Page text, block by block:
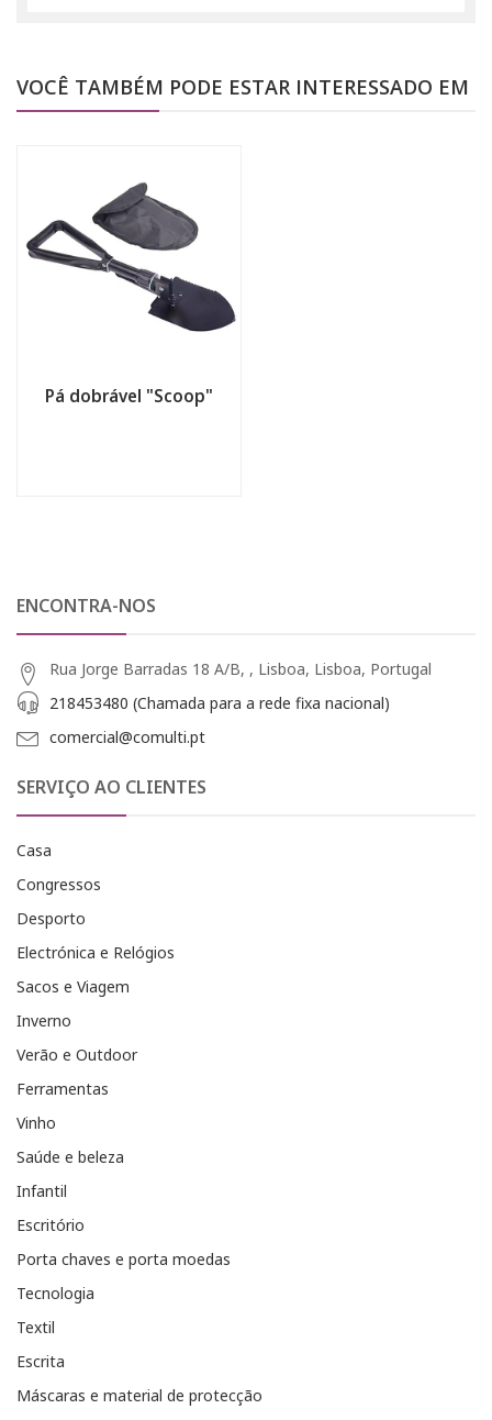
VOCÊ TAMBÉM PODE ESTAR INTERESSADO EM
Pá dobrável "Scoop"
ENCONTRA-NOS
Rua Jorge Barradas 18 A/B, , Lisboa, Lisboa, Portugal
218453480 (Chamada para a rede fixa nacional)
comercial@comulti.pt
SERVIÇO AO CLIENTES
Casa
Congressos
Desporto
Electrónica e Relógios
Sacos e Viagem
Inverno
Verão e Outdoor
Ferramentas
Vinho
Saúde e beleza
Infantil
Escritório
Porta chaves e porta moedas
Tecnologia
Textil
Escrita
Máscaras e material de protecção